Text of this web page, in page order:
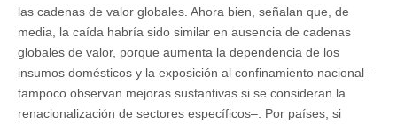
las cadenas de valor globales. Ahora bien, señalan que, de
media, la caída habría sido similar en ausencia de cadenas
globales de valor, porque aumenta la dependencia de los
insumos domésticos y la exposición al confinamiento nacional –
tampoco observan mejoras sustantivas si se consideran la
renacionalización de sectores específicos–. Por países, si